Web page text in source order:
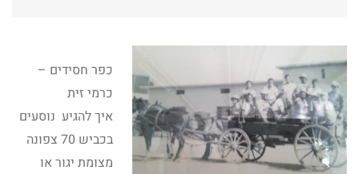
כפר חסידים –
כרמי זית
איך להגיע נוסעים
בכביש 70 צפונה
מצומת יגור או